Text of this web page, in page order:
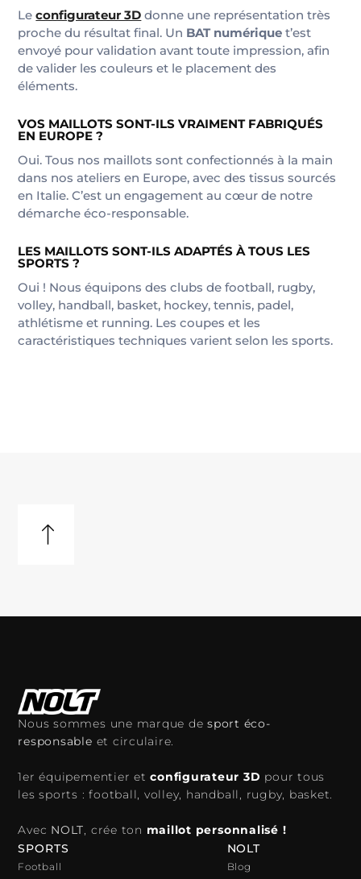
Leconfigurateur 3D donne une représentation très
proche du résultat final. Un BAT numérique t’est
envoyé pour validation avant toute impression, afin
de valider les couleurs et le placement des
éléments.
VOS MAILLOTS SONT-ILS VRAIMENT FABRIQUÉS
EN EUROPE ?
Oui. Tous nos maillots sont confectionnés à la main
dans nos ateliers en Europe, avec des tissus sourcés
en Italie. C’est un engagement au cœur de notre
démarche éco-responsable.
LES MAILLOTS SONT-ILS ADAPTÉS À TOUS LES
SPORTS ?
Oui ! Nous équipons des clubs de football, rugby,
volley, handball, basket, hockey, tennis, padel,
athlétisme et running. Les coupes et les
caractéristiques techniques varient selon les sports.
Nous sommes une marque desport éco-
responsable et circulaire.
1er équipementier etconfigurateur 3D pour tous
les sports : football, volley, handball, rugby, basket.
Avec NOLT, crée ton maillot personnalisé !
SPORTS
Football
NOLT
Blog